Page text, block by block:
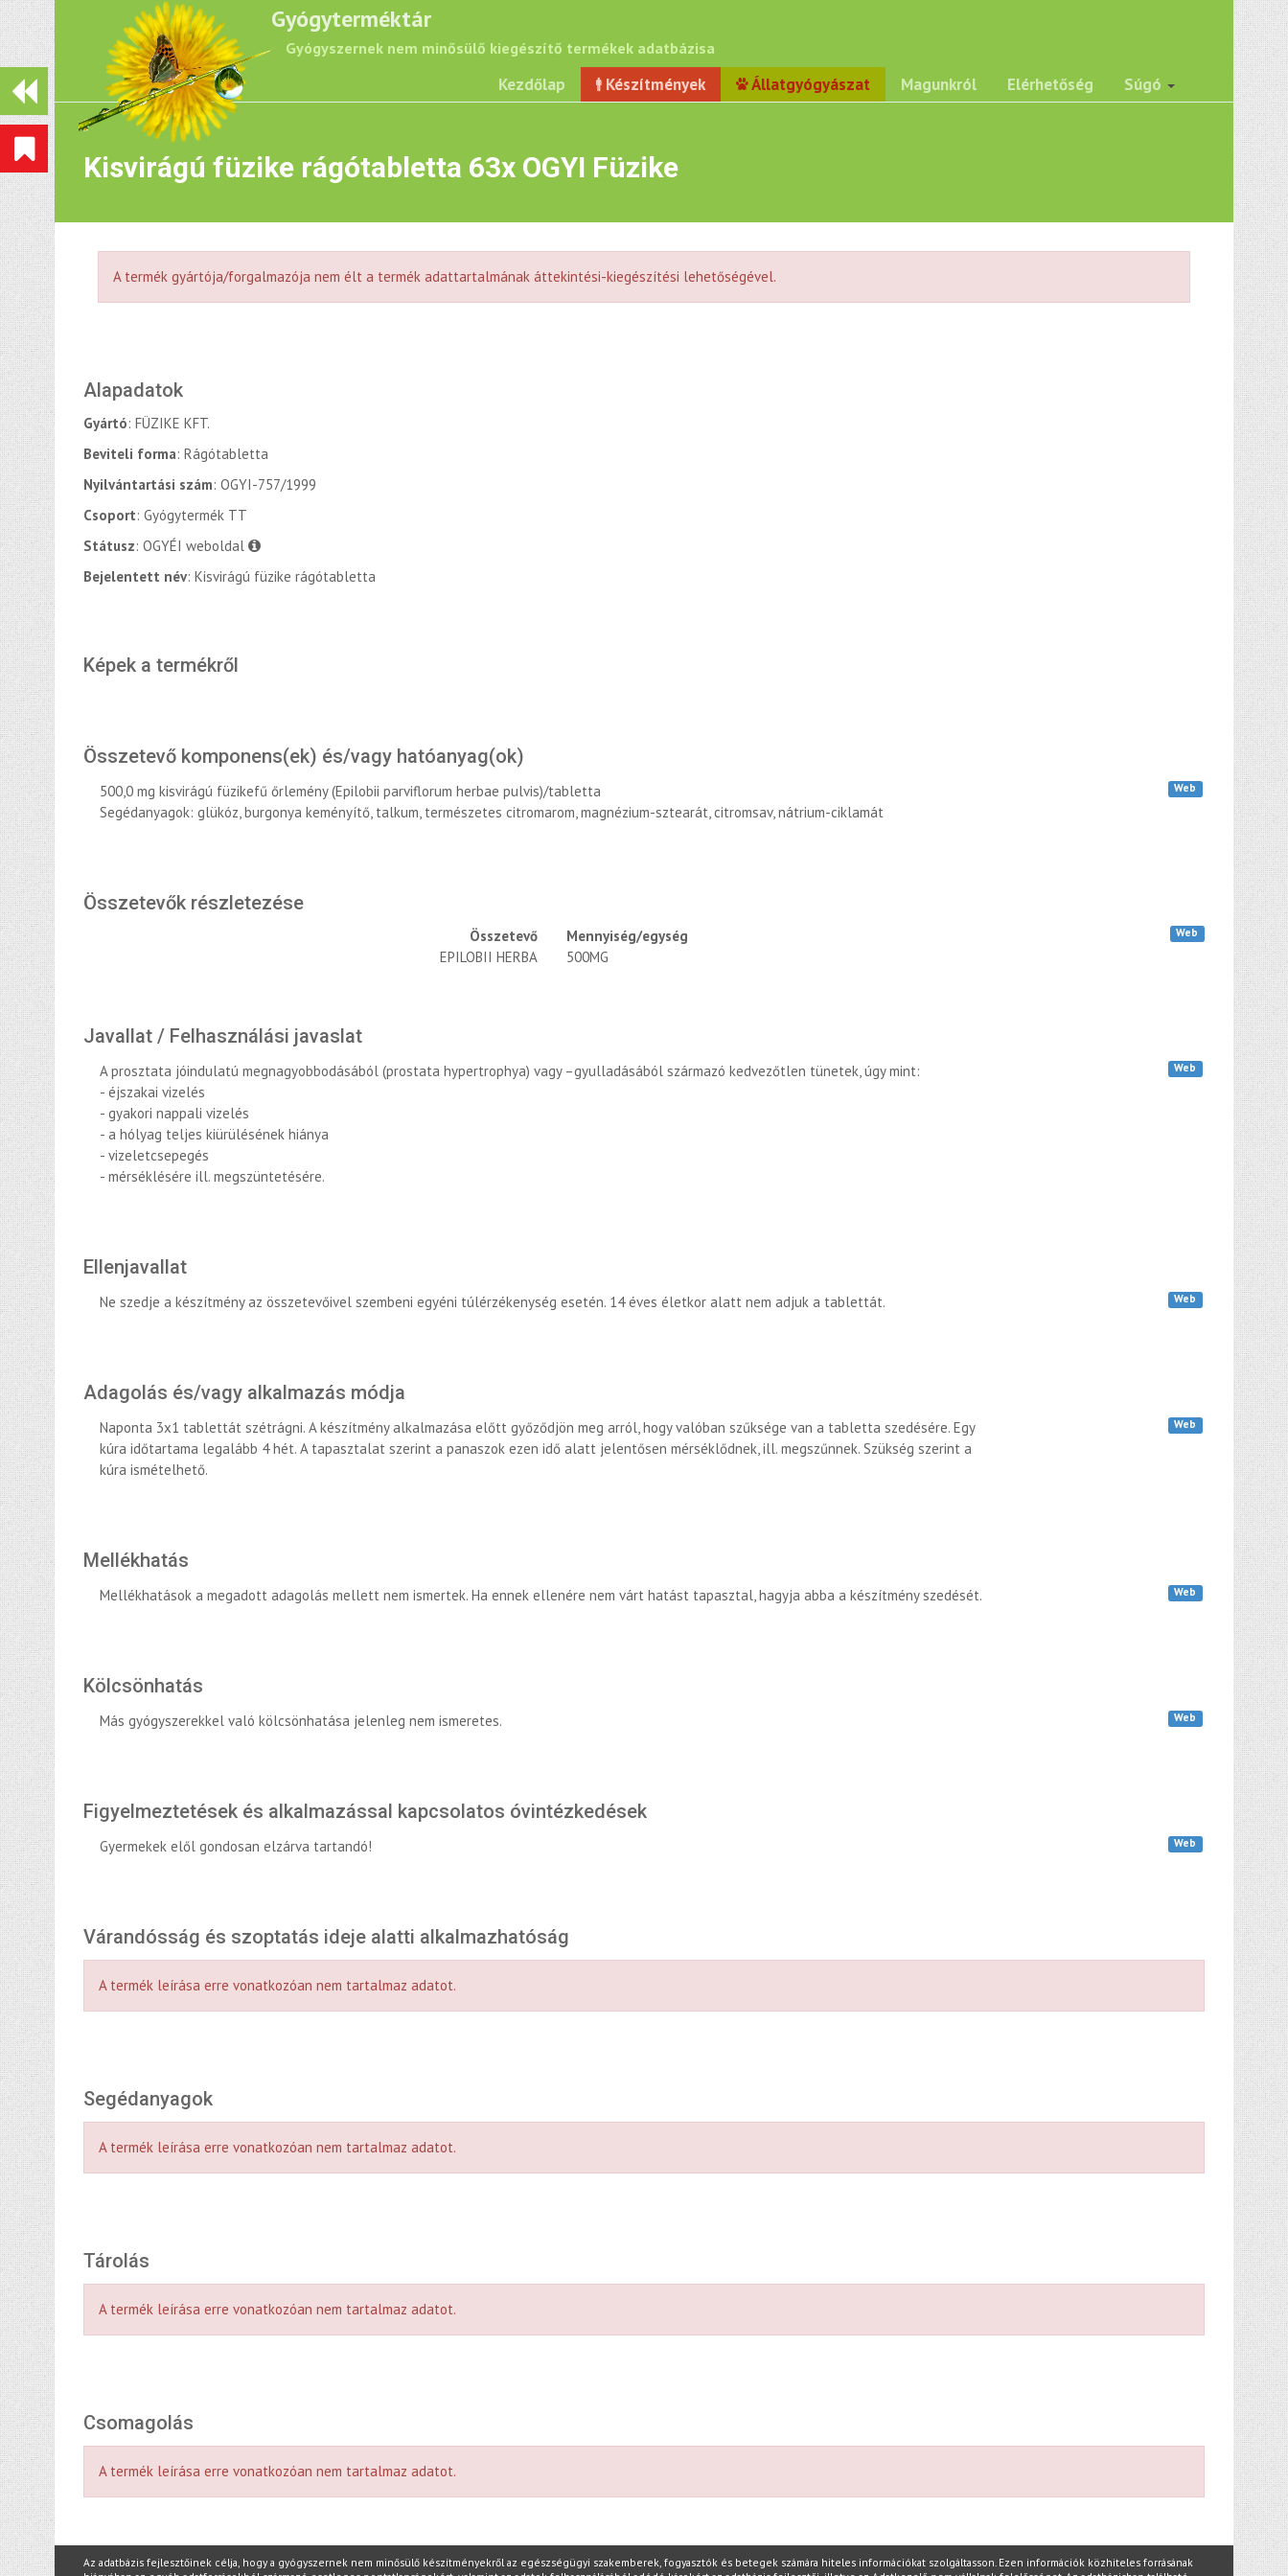
Gyógyterméktár
Gyógyszernek nem minősülő kiegészítő termékek adatbázisa
Kezdőlap Készítmények Állatgyógyászat Magunkról Elérhetőség Súgó
Kisvirágú füzike rágótabletta 63x OGYI Füzike
A termék gyártója/forgalmazója nem élt a termék adattartalmának áttekintési-kiegészítési lehetőségével.
Alapadatok
Gyártó: FÜZIKE KFT.
Beviteli forma: Rágótabletta
Nyilvántartási szám: OGYI-757/1999
Csoport: Gyógytermék TT
Státusz: OGYÉI weboldal
Bejelentett név: Kisvirágú füzike rágótabletta
Képek a termékről
Összetevő komponens(ek) és/vagy hatóanyag(ok)
500,0 mg kisvirágú füzikefű őrlemény (Epilobii parviflorum herbae pulvis)/tabletta
Segédanyagok: glükóz, burgonya keményítő, talkum, természetes citromarom, magnézium-sztearát, citromsav, nátrium-ciklamát
Web
Összetevők részletezése
Összetevő
Mennyiség/egység
EPILOBII HERBA
500MG
Web
Javallat / Felhasználási javaslat
A prosztata jóindulatú megnagyobbodásából (prostata hypertrophya) vagy –gyulladásából származó kedvezőtlen tünetek, úgy mint:
- éjszakai vizelés
- gyakori nappali vizelés
- a hólyag teljes kiürülésének hiánya
- vizeletcsepegés
- mérséklésére ill. megszüntetésére.
Web
Ellenjavallat
Ne szedje a készítmény az összetevőivel szembeni egyéni túlérzékenység esetén. 14 éves életkor alatt nem adjuk a tablettát. Web
Adagolás és/vagy alkalmazás módja
Naponta 3x1 tablettát szétrágni. A készítmény alkalmazása előtt győződjön meg arról, hogy valóban szűksége van a tabletta szedésére. Egy
kúra időtartama legalább 4 hét. A tapasztalat szerint a panaszok ezen idő alatt jelentősen mérséklődnek, ill. megszűnnek. Szükség szerint a
kúra ismételhető.
Web
Mellékhatás
Mellékhatások a megadott adagolás mellett nem ismertek. Ha ennek ellenére nem várt hatást tapasztal, hagyja abba a készítmény szedését. Web
Kölcsönhatás
Más gyógyszerekkel való kölcsönhatása jelenleg nem ismeretes. Web
Figyelmeztetések és alkalmazással kapcsolatos óvintézkedések
Gyermekek elől gondosan elzárva tartandó! Web
Várandósság és szoptatás ideje alatti alkalmazhatóság
A termék leírása erre vonatkozóan nem tartalmaz adatot.
Segédanyagok
A termék leírása erre vonatkozóan nem tartalmaz adatot.
Tárolás
A termék leírása erre vonatkozóan nem tartalmaz adatot.
Csomagolás
A termék leírása erre vonatkozóan nem tartalmaz adatot.
Az adatbázis fejlesztőinek célja, hogy a gyógyszernek nem minősülő készítményekről az egészségügyi szakemberek, fogyasztók és betegek számára hiteles információkat szolgáltasson. Ezen információk közhiteles forrásának